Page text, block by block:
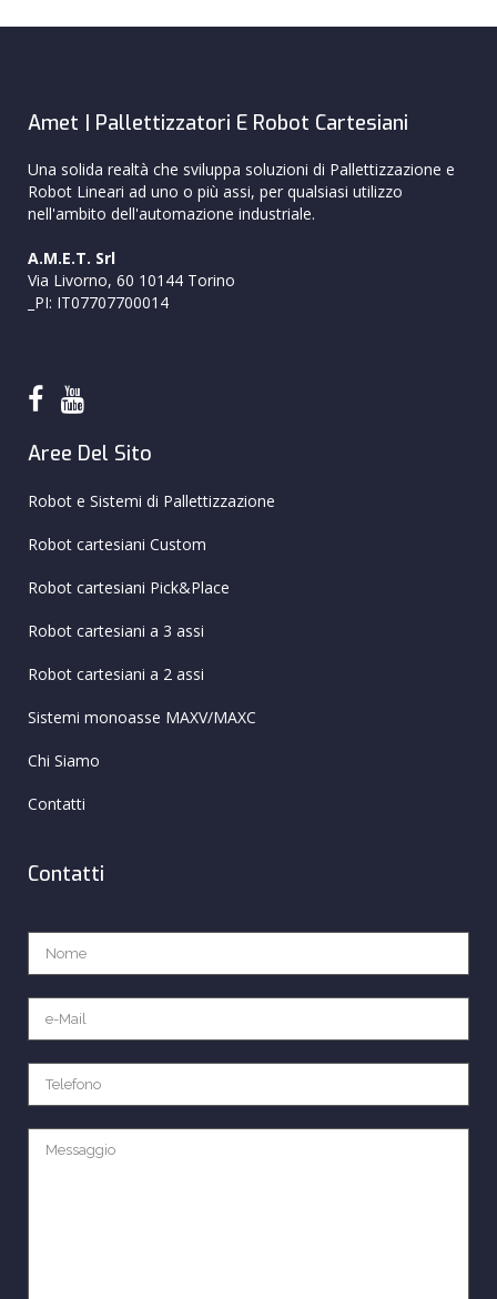
Amet | Pallettizzatori E Robot Cartesiani
Una solida realtà che sviluppa soluzioni di Pallettizzazione e
Robot Lineari ad uno o più assi, per qualsiasi utilizzo
nell'ambito dell'automazione industriale.
A.M.E.T. Srl
Via Livorno, 60 10144 Torino
_PI: IT07707700014
Aree Del Sito
Robot e Sistemi di Pallettizzazione
Robot cartesiani Custom
Robot cartesiani Pick&Place
Robot cartesiani a 3 assi
Robot cartesiani a 2 assi
Sistemi monoasse MAXV/MAXC
Chi Siamo
Contatti
Contatti